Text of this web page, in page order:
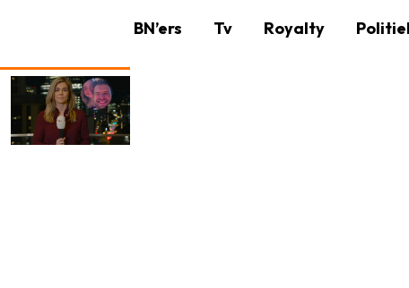
BN’ers Tv Royalty